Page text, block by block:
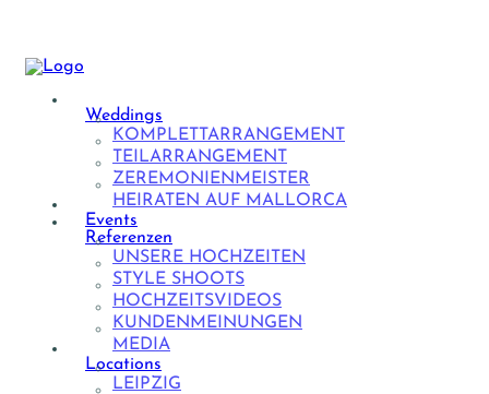
Weddings
KOMPLETTARRANGEMENT
TEILARRANGEMENT
ZEREMONIENMEISTER
HEIRATEN AUF MALLORCA
Events
Referenzen
UNSERE HOCHZEITEN
STYLE SHOOTS
HOCHZEITSVIDEOS
KUNDENMEINUNGEN
MEDIA
Locations
LEIPZIG